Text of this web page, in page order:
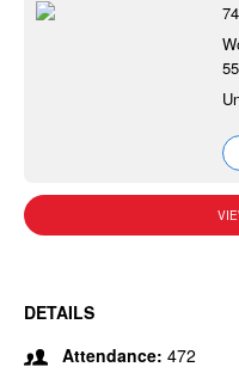
DETAILS
Attendance: 472